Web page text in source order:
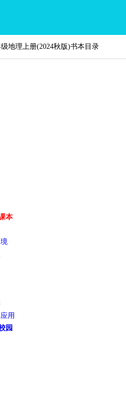
地理上册(2024秋版)书本目录
本
用
园